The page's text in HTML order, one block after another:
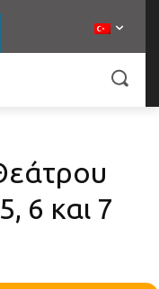
6 και 7